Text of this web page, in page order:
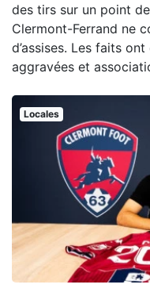
des tirs sur un point
Clermont-Ferrand ne
d’assises. Les faits
aggravées et
Locales